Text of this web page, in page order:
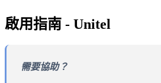
啟用指南 - Unitel
需要協助？